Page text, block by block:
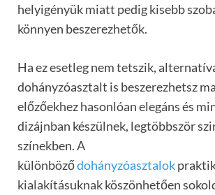
helyigényük miatt pedig kisebb
könnyen beszerezhetők.
Ha ez esetleg nem tetszik,
dohányzóasztalt is beszerezhetsz
előzőekhez hasonlóan elegáns és
dizájnban készülnek, legtöbbször
színekben. A
különböződohányzóasztalok
kialakításuknak köszönhetően